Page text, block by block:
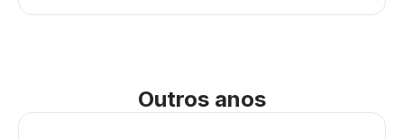
Outros anos